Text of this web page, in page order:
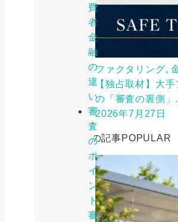
費
者
金
融
の
違
い
審
査
の
ポ
イ
ン
ト：
審
ファクタリング,
【独占取材】大
の「審査の裏側」
2026年7月27日
人気の記事POPULAR